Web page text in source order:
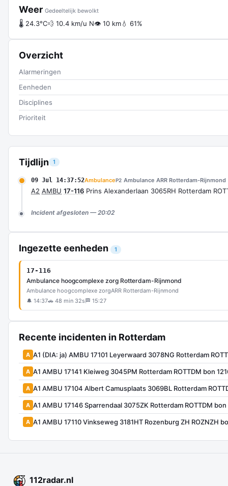
Tijdlijn 1
09 Jul 14:37:52AmbulanceP2 Ambulance ARR Rotterdam-Rijnmond
A2 AMBU 17-116 Prins Alexanderlaan 3065RH Rotterdam
Incident afgesloten — 20:02
Ingezette eenheden 1
17-116
Ambulance hoogcomplexe zorg Rotterdam-Rijnmond
Ambulance hoogcomplexe zorgARR Rotterdam-Rijnmond
🔔 14:37🚗 48 min 32s 🏁 15:27
Recente incidenten in Rotterdam
A A1 (DIA: ja) AMBU 17101 Leyerwaard 3078NG Rotterdam
A A1 AMBU 17141 Kleiweg 3045PM Rotterdam ROTTDM bon
A A1 AMBU 17104 Albert Camusplaats 3069BL Rotterdam
A A1 AMBU 17146 Sparrendaal 3075ZK Rotterdam ROTTDM
A A1 AMBU 17110 Vinkseweg 3181HT Rozenburg ZH ROZNZH
Weer Gedeeltelijk bewolkt
🌡 24.3°C💨 10.4 km/u N👁 10 km💧 61%
Overzicht
Alarmeringen
Eenheden
Disciplines
Prioriteit
112radar.nl